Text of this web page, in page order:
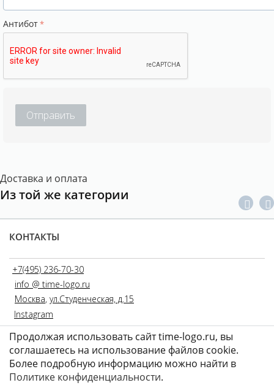
Антибот
Отправить
Доставка и оплата
Из той же категории
КОНТАКТЫ
+7(495) 236-70-30
info @ time-logo.ru
Москва, ул.Студенческая, д.15
Instagram
Продолжая использовать сайт time-logo.ru, вы
соглашаетесь на использование файлов coоkie.
Более подробную информацию можно найти в
Политике конфиденциальности.